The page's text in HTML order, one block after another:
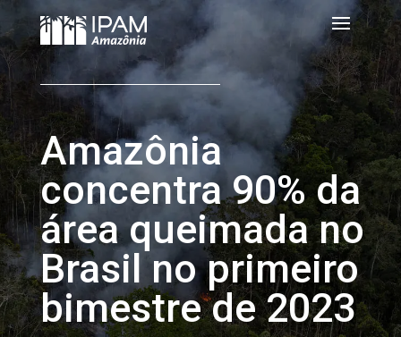
Amazônia
concentra 90% da
área queimada no
Brasil no primeiro
bimestre de 2023